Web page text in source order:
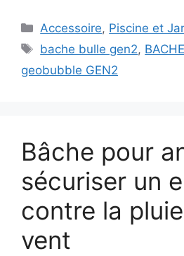
Categories
Accessoire, Piscine et
Tags
bache bulle gen2,
geobubble GEN2
Bâche pour
sécuriser un
contre la
vent